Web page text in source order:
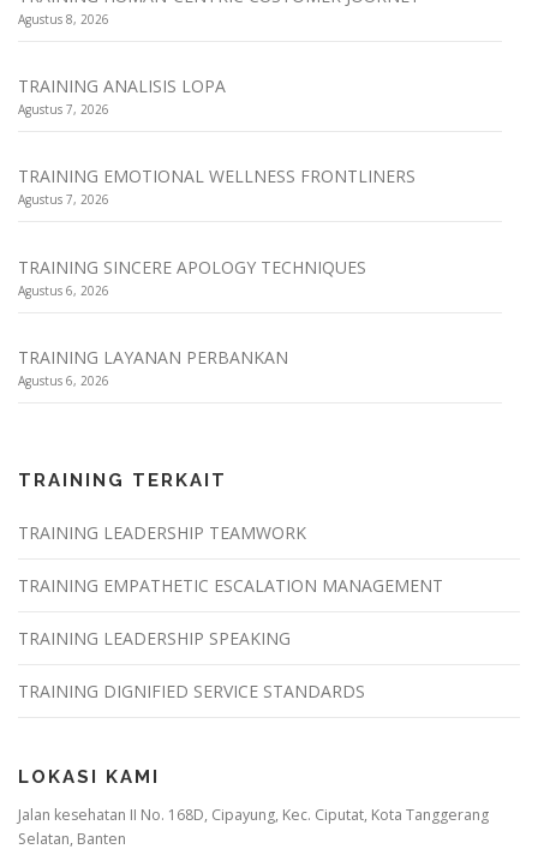
Agustus 8, 2026
TRAINING ANALISIS LOPA
Agustus 7, 2026
TRAINING EMOTIONAL WELLNESS FRONTLINERS
Agustus 7, 2026
TRAINING SINCERE APOLOGY TECHNIQUES
Agustus 6, 2026
TRAINING LAYANAN PERBANKAN
Agustus 6, 2026
TRAINING TERKAIT
TRAINING LEADERSHIP TEAMWORK
TRAINING EMPATHETIC ESCALATION MANAGEMENT
TRAINING LEADERSHIP SPEAKING
TRAINING DIGNIFIED SERVICE STANDARDS
LOKASI KAMI
Jalan kesehatan II No. 168D, Cipayung, Kec. Ciputat, Kota Tanggerang
Selatan, Banten